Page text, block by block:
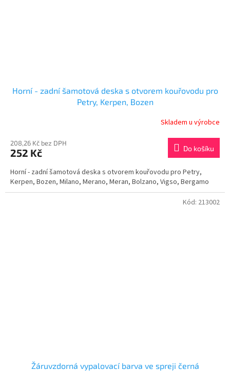
Horní - zadní šamotová deska s otvorem kouřovodu pro
Petry, Kerpen, Bozen
Skladem u výrobce
208,26 Kč bez DPH
252 Kč Do košíku
Horní - zadní šamotová deska s otvorem kouřovodu pro Petry,
Kerpen, Bozen, Milano, Merano, Meran, Bolzano, Vigso, Bergamo
Žáruvzdorná vypalovací barva ve spreji černá
Kód: 213002